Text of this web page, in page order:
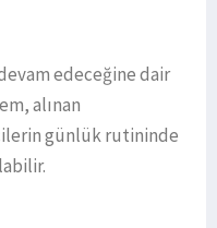
edeceğine dair
alınan
günlük rutininde